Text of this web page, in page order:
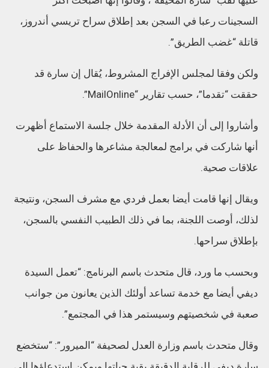
السجينات رعبا في السجن بعد إطلاق سراح تريسي أندروز،
قاتلة “غضب الطريق”.
ولكن وفقا لمجلس الإفراج المشروط، يُقال إن سارة قد
حققت “تقدما”، حسب تقارير “MailOnline”.
وأشاروا إلى أن الأدلة المقدمة خلال جلسة الاستماع أظهرت
أنها شاركت في برامج لمعالجة مشاعرها والحفاظ على
علاقات صحية.
ويقال إنها قامت أيضا بعمل فردي مع مشرف السجن، ونتيجة
لذلك، أوصت اللجنة، بما في ذلك الطبيب النفسي بالسجن،
بإطلاق سراحها.
وبحسب ما ورد، قال متحدث باسم البرنامج: “تعمل السيدة
ديفي أيضا مع خدمة تساعد أولئك الذين يعانون من جوانب
صعبة في شخصيتهم وسيستمر هذا في المجتمع”.
وقال متحدث باسم وزارة العدل لصحيفة “الميرور”: “ستخضع